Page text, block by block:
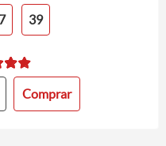
39
Comprar